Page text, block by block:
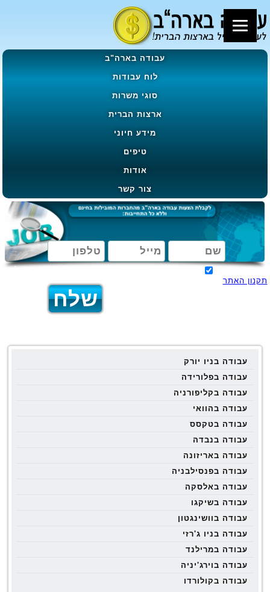
עבודה בארה"ב
לוח עבודות
סוגי משרות
ארצות הברית
מידע חיוני
טיפים
אודות
צור קשר
תקנון האתר
עבודה בניו יורק
עבודה בפלורידה
עבודה בקליפורניה
עבודה בהוואי
עבודה בטקסס
עבודה בנבדה
עבודה באריזונה
עבודה בפנסילבניה
עבודה באלסקה
עבודה בשיקגו
עבודה בוושינגטון
עבודה בניו ג'רזי
עבודה במרילנד
עבודה בוירג'יניה
עבודה בקולורדו